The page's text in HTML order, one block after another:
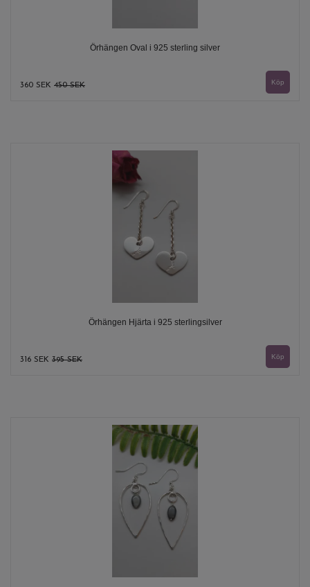
Örhängen Oval i 925 sterling silver
360 SEK 450 SEK
Örhängen Hjärta i 925 sterlingsilver
316 SEK 395 SEK